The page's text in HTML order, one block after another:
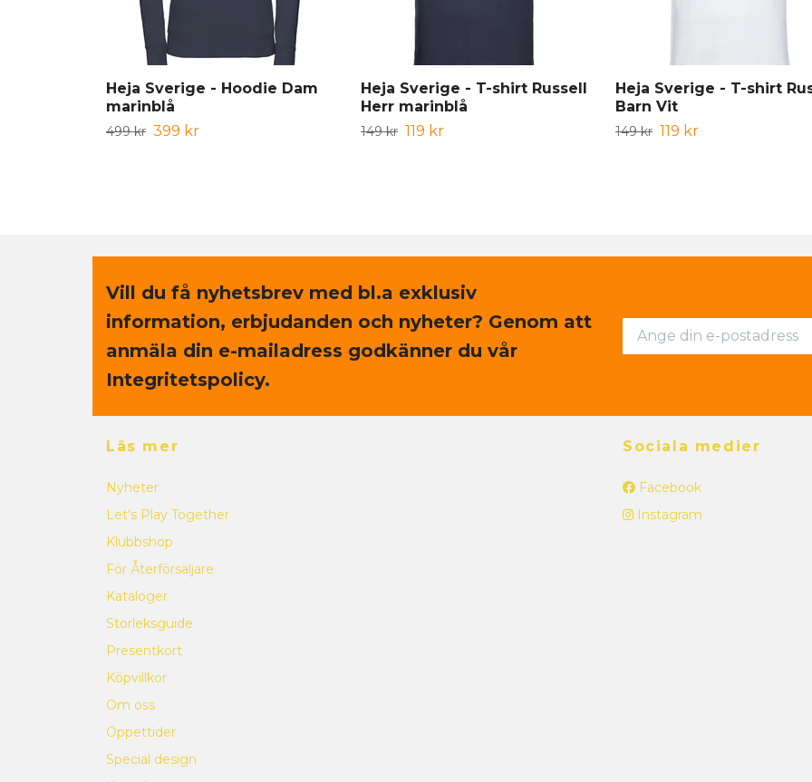
Heja Sverige - Hoodie Dam
marinblå
499 kr 399 kr
Heja Sverige - T-shirt Russell
Herr marinblå
149 kr 119 kr
Heja Sverige - T-shirt
Barn Vit
149 kr 119 kr
Vill du få nyhetsbrev med bl.a exklusiv
information, erbjudanden och nyheter? Genom att
anmäla din e-mailadress godkänner du vår
Integritetspolicy.
Läs mer
Nyheter
Let's Play Together
Klubbshop
För Återförsäljare
Kataloger
Storleksguide
Presentkort
Köpvillkor
Om oss
Öppettider
Special design
Sociala medier
Facebook
Instagram